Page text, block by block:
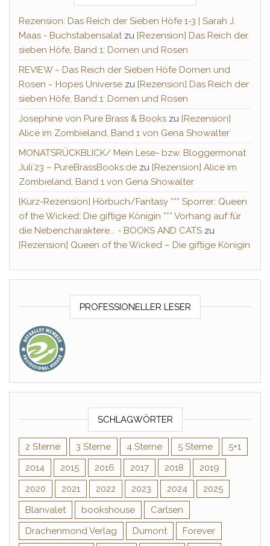
Rezension: Das Reich der Sieben Höfe 1-3 | Sarah J.
Maas - Buchstabensalatzu [Rezension] Das Reich der
sieben Höfe, Band 1: Dornen und Rosen
REVIEW ~ Das Reich der Sieben Höfe Dornen und
Rosen ~ Hopes Universe zu [Rezension] Das Reich der
sieben Höfe, Band 1: Dornen und Rosen
Josephine von Pure Brass & Books zu [Rezension]
Alice im Zombieland, Band 1 von Gena Showalter
MONATSRÜCKBLICK/ Mein Lese- bzw. Bloggermonat
Juli´23 – PureBrassBooks.de zu [Rezension] Alice im
Zombieland, Band 1 von Gena Showalter
[Kurz-Rezension] Hörbuch/Fantasy *** Sporrer: Queen
of the Wicked: Die giftige Königin *** Vorhang auf für
die Nebencharaktere... - BOOKS AND CATS zu
[Rezension] Queen of the Wicked – Die giftige Königin
PROFESSIONELLER LESER
SCHLAGWÖRTER
2 Sterne 3 Sterne 4 Sterne 5 Sterne
5+1
2014
2015 2016 2017 2018
2019
2020
2021 2022 2023 2024
2025
Blanvalet
bookshouse
Carlsen
Drachenmond Verlag
Dumont
Forever